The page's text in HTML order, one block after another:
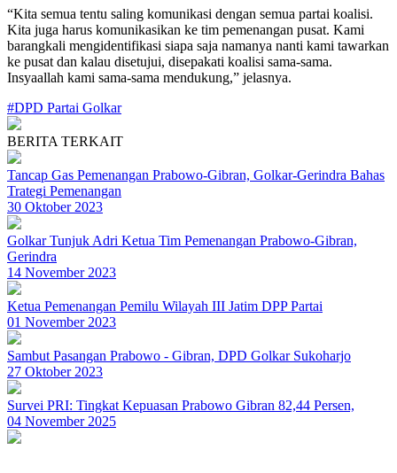
“Kita semua tentu saling komunikasi dengan semua partai koalisi.
Kita juga harus komunikasikan ke tim pemenangan pusat. Kami
barangkali mengidentifikasi siapa saja namanya nanti kami tawarkan
ke pusat dan kalau disetujui, disepakati koalisi sama-sama.
Insyaallah kami sama-sama mendukung,” jelasnya.
#DPD Partai Golkar
BERITA TERKAIT
Tancap Gas Pemenangan Prabowo-Gibran, Golkar-Gerindra Bahas
Trategi Pemenangan
30 Oktober 2023
Golkar Tunjuk Adri Ketua Tim Pemenangan Prabowo-Gibran,
Gerindra
14 November 2023
Ketua Pemenangan Pemilu Wilayah III Jatim DPP Partai
01 November 2023
Sambut Pasangan Prabowo - Gibran, DPD Golkar Sukoharjo
27 Oktober 2023
Survei PRI: Tingkat Kepuasan Prabowo Gibran 82,44 Persen,
04 November 2025